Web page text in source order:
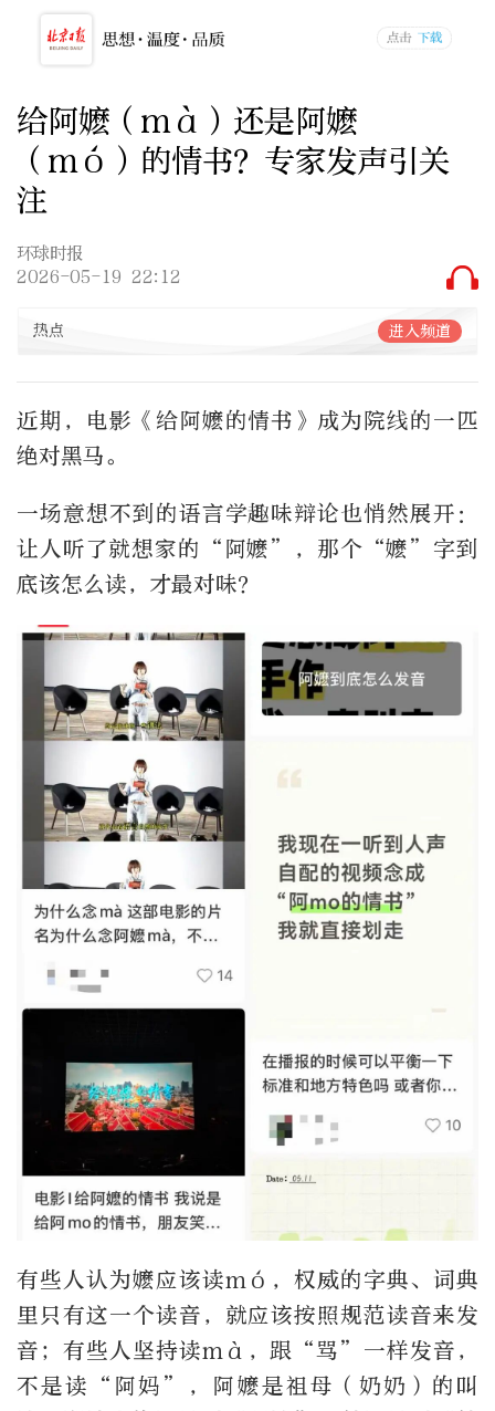
给阿嬷（mà）还是阿嬷
（mó）的情书？专家发声引关
注
环球时报
2026-05-19 22:12
热点 进入频道
近期，电影《给阿嬷的情书》成为院线的一匹
绝对黑马。
一场意想不到的语言学趣味辩论也悄然展开：
让人听了就想家的“阿嬷”，那个“嬷”字到
底该怎么读，才最对味？
有些人认为嬷应该读mó，权威的字典、词典
里只有这一个读音，就应该按照规范读音来发
音；有些人坚持读mà，跟“骂”一样发音，
不是读“阿妈”，阿嬷是祖母（奶奶）的叫